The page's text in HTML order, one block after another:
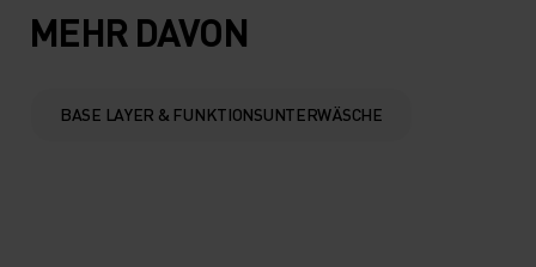
MEHR DAVON
BASE LAYER & FUNKTIONSUNTERWÄSCHE